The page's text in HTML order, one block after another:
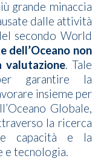
grande minaccia
dalle attività
secondo World
dell’Oceano non
valutazione. Tale
garantire la
insieme per
Globale,
la ricerca
capacità e la
e tecnologia.